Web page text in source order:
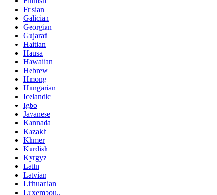
Frisian
Galician
Georgian
Gujarati
Haitian
Hausa
Hawaiian
Hebrew
Hmong
Hungarian
Icelandic
Igbo
Javanese
Kannada
Kazakh
Khmer
Kurdish
Kyrgyz
Latin
Latvian
Lithuanian
Luxembou..